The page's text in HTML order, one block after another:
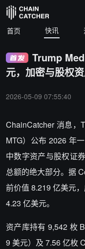
首页 快讯
Trump
元，加密与股权
2026-05-09 07:55:40
ChainCatcher 消息，
MTG）公布 2026 年
中数字资产与股权证
总额的绝大部分。据
前价值 8.219 亿美元
4.23 亿美元。
资产库持有 9,542 枚
9 美元）及 7.56 亿枚